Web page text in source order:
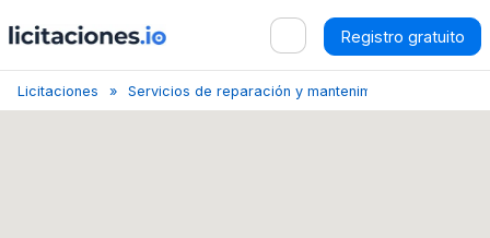
Registro gratuito
Licitaciones Servicios de reparación y mantenimiento de